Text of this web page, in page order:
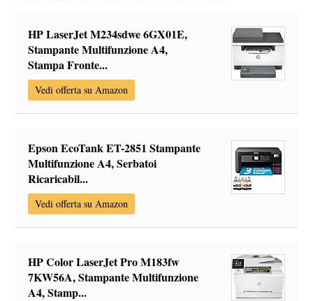
HP LaserJet M234sdwe 6GX01E,
Stampante Multifunzione A4,
Stampa Fronte...
Vedi offerta su Amazon
Epson EcoTank ET-2851 Stampante
Multifunzione A4, Serbatoi
Ricaricabil...
Vedi offerta su Amazon
HP Color LaserJet Pro M183fw
7KW56A, Stampante Multifunzione
A4, Stamp...